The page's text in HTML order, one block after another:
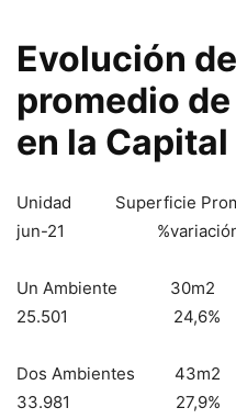
Evolución
promedio
en la
Unidad
jun-21
Un Ambiente
25.501 24,6%
Dos Ambientes
33.981 27,9%